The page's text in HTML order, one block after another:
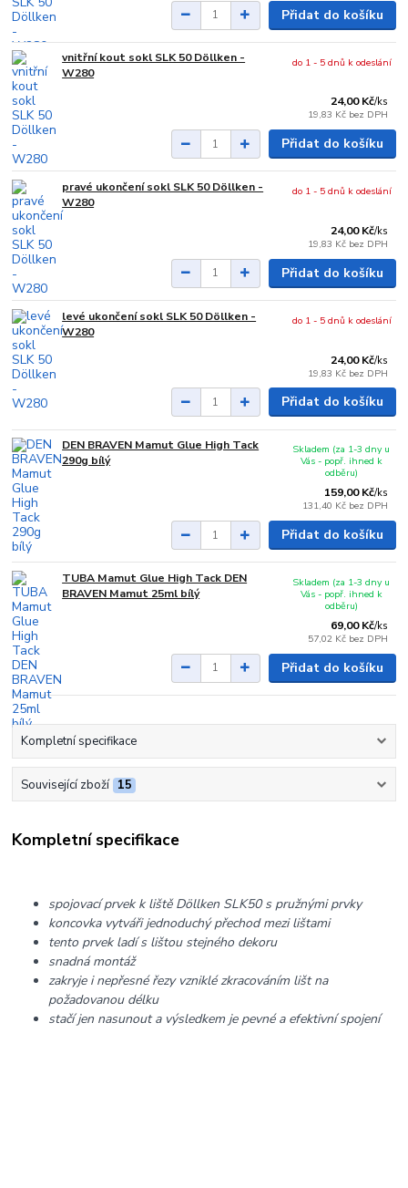
Přidat do košíku
vnitřní kout sokl SLK 50 Döllken -
W280
24,00 Kč/ks
19,83 Kč bez DPH
do 1 - 5 dnů k odeslání
Přidat do košíku
pravé ukončení sokl SLK 50 Döllken -
W280
24,00 Kč/ks
19,83 Kč bez DPH
do 1 - 5 dnů k odeslání
Přidat do košíku
levé ukončení sokl SLK 50 Döllken -
W280
24,00 Kč/ks
19,83 Kč bez DPH
do 1 - 5 dnů k odeslání
Přidat do košíku
DEN BRAVEN Mamut Glue High Tack
290g bílý
159,00 Kč/ks
131,40 Kč bez DPH
Skladem (za 1-3 dny u
Vás - popř. ihned k
odběru)
Přidat do košíku
TUBA Mamut Glue High Tack DEN
BRAVEN Mamut 25ml bílý
69,00 Kč/ks
57,02 Kč bez DPH
Skladem (za 1-3 dny u
Vás - popř. ihned k
odběru)
Přidat do košíku
Kompletní specifikace
Související zboží 15
Kompletní specifikace
spojovací prvek k liště Döllken SLK50 s pružnými prvky
koncovka vytváři jednoduchý přechod mezi lištami
tento prvek ladí s lištou stejného dekoru
snadná montáž
zakryje i nepřesné řezy vzniklé zkracováním lišt na
požadovanou délku
stačí jen nasunout a výsledkem je pevné a efektivní spojení